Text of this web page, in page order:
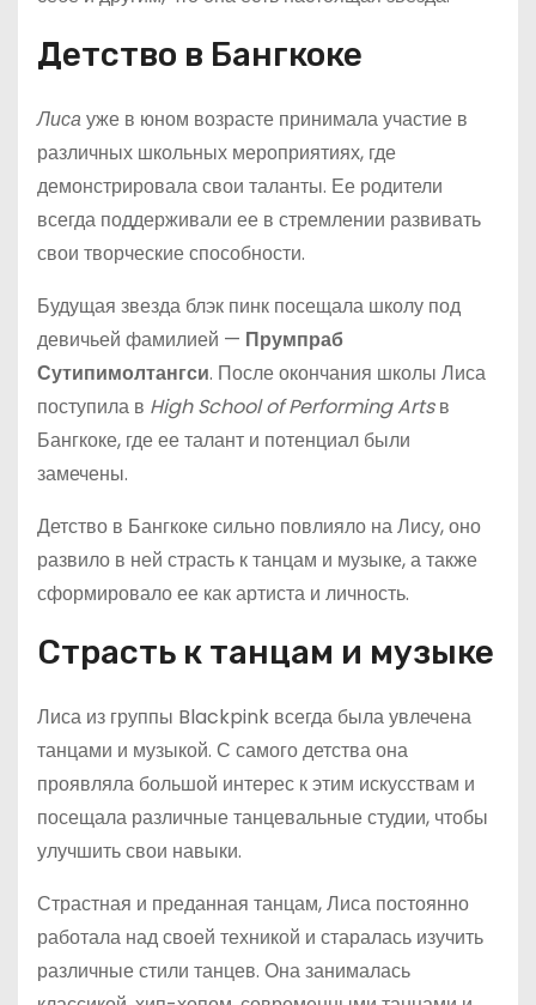
Детство в Бангкоке
Лисауже в юном возрасте принимала участие в
различных школьных мероприятиях, где
демонстрировала свои таланты. Ее родители
всегда поддерживали ее в стремлении развивать
свои творческие способности.
Будущая звезда блэк пинк посещала школу под
девичьей фамилией — Прумпраб
Сутипимолтангси. После окончания школы Лиса
поступила в High School of Performing Artsв
Бангкоке, где ее талант и потенциал были
замечены.
Детство в Бангкоке сильно повлияло на Лису, оно
развило в ней страсть к танцам и музыке, а также
сформировало ее как артиста и личность.
Страсть к танцам и музыке
Лиса из группы Blackpink всегда была увлечена
танцами и музыкой. С самого детства она
проявляла большой интерес к этим искусствам и
посещала различные танцевальные студии, чтобы
улучшить свои навыки.
Страстная и преданная танцам, Лиса постоянно
работала над своей техникой и старалась изучить
различные стили танцев. Она занималась